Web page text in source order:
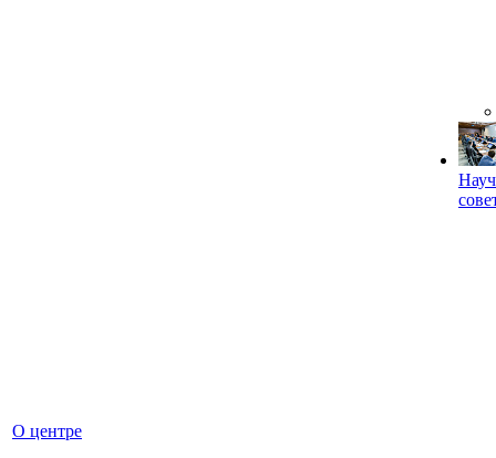
О центре